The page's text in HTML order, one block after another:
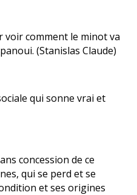
voir comment le minot va
(Stanislas Claude)
qui sonne vrai et
concession de ce
qui se perd et se
et ses origines